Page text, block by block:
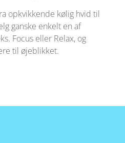
opkvikkende kølig hvid til
ganske enkelt en af
Focus eller Relax, og
til øjeblikket.